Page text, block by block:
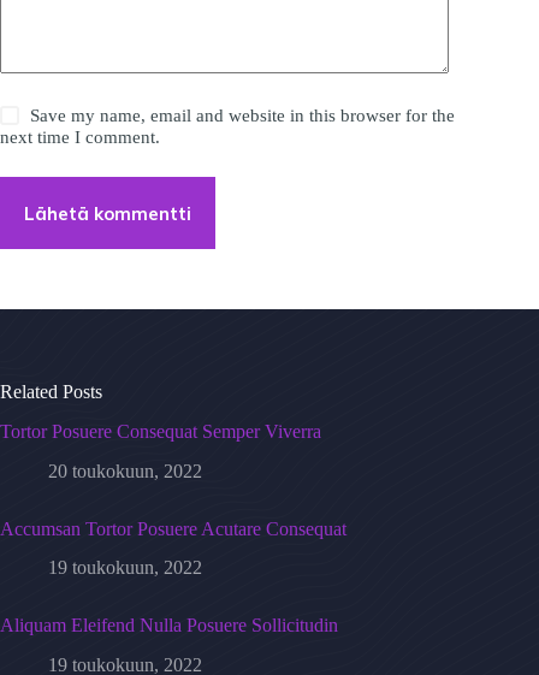
Save my name, email and website in this browser for the
next time I comment.
Lähetä kommentti
Related Posts
Tortor Posuere Consequat Semper Viverra
20 toukokuun, 2022
Accumsan Tortor Posuere Acutare Consequat
19 toukokuun, 2022
Aliquam Eleifend Nulla Posuere Sollicitudin
19 toukokuun, 2022